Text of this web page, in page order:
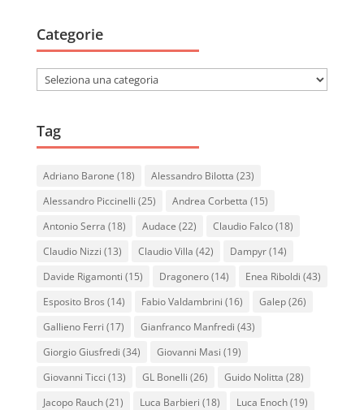
Categorie
Categorie
Tag
Adriano Barone (18) Alessandro Bilotta (23)
Alessandro Piccinelli (25) Andrea Corbetta (15)
Antonio Serra (18) Audace (22) Claudio Falco(18)
Claudio Nizzi (13) Claudio Villa (42) Dampyr(14)
Davide Rigamonti (15) Dragonero(14) Enea Riboldi (43)
Esposito Bros (14) Fabio Valdambrini (16) Galep(26)
Gallieno Ferri (17) Gianfranco Manfredi (43)
Giorgio Giusfredi (34) Giovanni Masi (19)
Giovanni Ticci (13) GL Bonelli (26) Guido Nolitta (28)
Jacopo Rauch(21) Luca Barbieri (18) Luca Enoch(19)